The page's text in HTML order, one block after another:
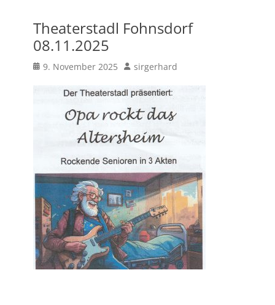
Theaterstadl Fohnsdorf
08.11.2025
Posted
9. November 2025 Author
sirgerhard